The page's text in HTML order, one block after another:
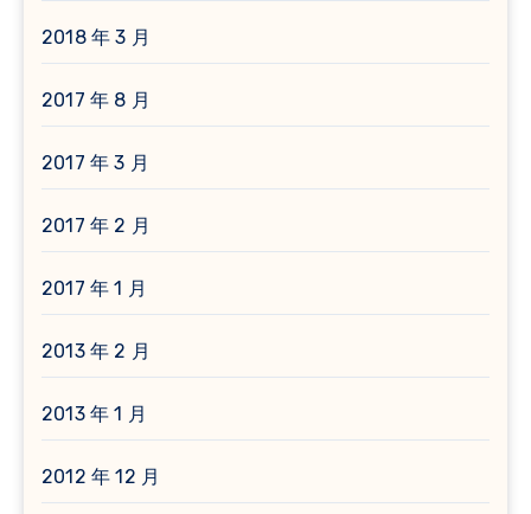
2018 年 3 月
2017 年 8 月
2017 年 3 月
2017 年 2 月
2017 年 1 月
2013 年 2 月
2013 年 1 月
2012 年 12 月